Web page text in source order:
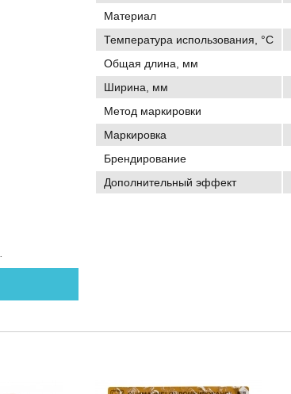
Материал
Температура использования, °C
Общая длина, мм
Ширина, мм
Метод маркировки
Маркировка
Брендирование
Дополнительный эффект